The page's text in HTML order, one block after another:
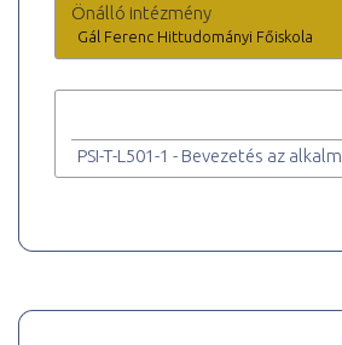
Önálló intézmény
Gál Ferenc Hittudományi Főiskola
PSI-T-L501-1 - Bevezetés az